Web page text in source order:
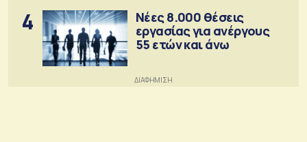
4
Νέες 8.000 θέσεις
εργασίας για ανέργους
55 ετών και άνω